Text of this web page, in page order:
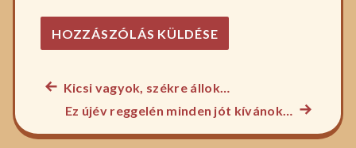
Bejegyzés
navigáció
Előző
főzelék
recept:
Kicsi vagyok, székre állok…
Ez újév reggelén minden jót kívánok…
főzelék